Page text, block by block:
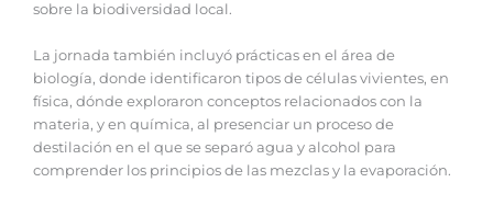
sobre la biodiversidad local.
‎La jornada también incluyó prácticas en el área de
biología, donde identificaron tipos de células vivientes, en
física, dónde exploraron conceptos relacionados con la
materia, y en química, al presenciar un proceso de
destilación en el que se separó agua y alcohol para
comprender los principios de las mezclas y la evaporación.